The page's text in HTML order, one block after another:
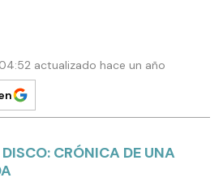
actualizado hace un año
CRÓNICA DE UNA